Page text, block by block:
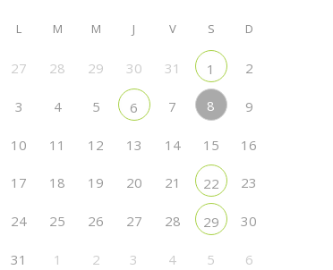
L M M J V S D
27 28 29 30 31 1 2
3 4 5 6 7 8 9
10 11 12 13 14 15 16
17 18 19 20 21 22 23
24 25 26 27 28 29 30
31 1 2 3 4 5 6